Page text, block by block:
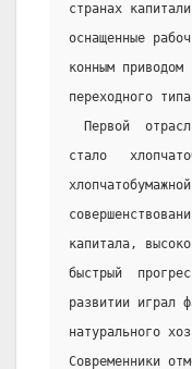
странах
оснащенные
конным
переходного
Первой
стало
капитала,
быстрый
развитии играл
натурального
Современники